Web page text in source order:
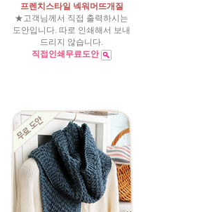
프렌치스타일 넥워머뜨개질
★고객님께서 직접 출력하시는
도안입니다. 따로 인쇄해서 보내
드리지 않습니다.
직접인쇄무료도안